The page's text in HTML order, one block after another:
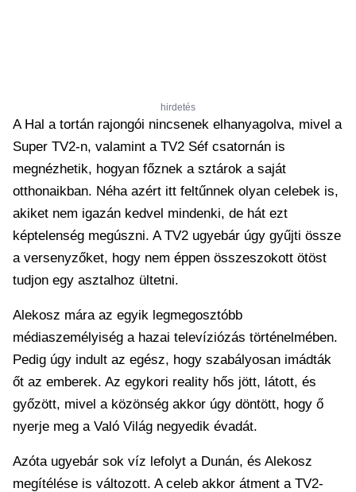
hirdetés
A Hal a tortán rajongói nincsenek elhanyagolva, mivel a
Super TV2-n, valamint a TV2 Séf csatornán is
megnézhetik, hogyan főznek a sztárok a saját
otthonaikban. Néha azért itt feltűnnek olyan celebek is,
akiket nem igazán kedvel mindenki, de hát ezt
képtelenség megúszni. A TV2 ugyebár úgy gyűjti össze
a versenyzőket, hogy nem éppen összeszokott ötöst
tudjon egy asztalhoz ültetni.
Alekosz mára az egyik legmegosztóbb
médiaszemélyiség a hazai televíziózás történelmében.
Pedig úgy indult az egész, hogy szabályosan imádták
őt az emberek. Az egykori reality hős jött, látott, és
győzött, mivel a közönség akkor úgy döntött, hogy ő
nyerje meg a Való Világ negyedik évadát.
Azóta ugyebár sok víz lefolyt a Dunán, és Alekosz
megítélése is változott. A celeb akkor átment a TV2-